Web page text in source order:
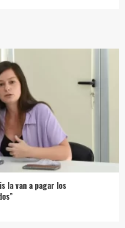
la van a pagar los